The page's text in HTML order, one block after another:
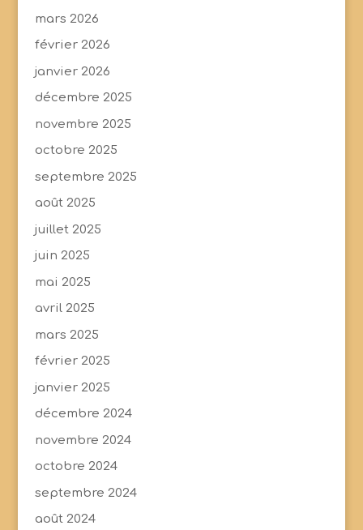
mars 2026
février 2026
janvier 2026
décembre 2025
novembre 2025
octobre 2025
septembre 2025
août 2025
juillet 2025
juin 2025
mai 2025
avril 2025
mars 2025
février 2025
janvier 2025
décembre 2024
novembre 2024
octobre 2024
septembre 2024
août 2024